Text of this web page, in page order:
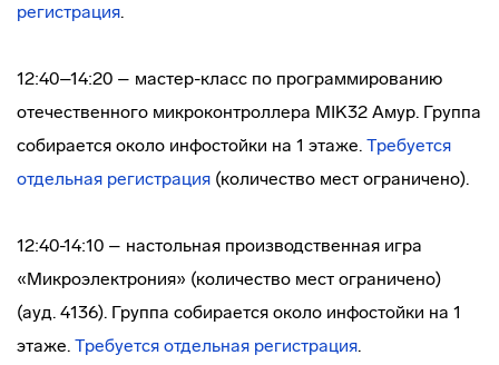
регистрация.
12:40–14:20 – мастер-класс по программированию
отечественного микроконтроллера MIK32 Амур. Группа
собирается около инфостойки на 1 этаже. Требуется
отдельная регистрация (количество мест ограничено).
12:40-14:10 – настольная производственная игра
«Микроэлектрония» (количество мест ограничено)
(ауд. 4136). Группа собирается около инфостойки на 1
этаже. Требуется отдельная регистрация.